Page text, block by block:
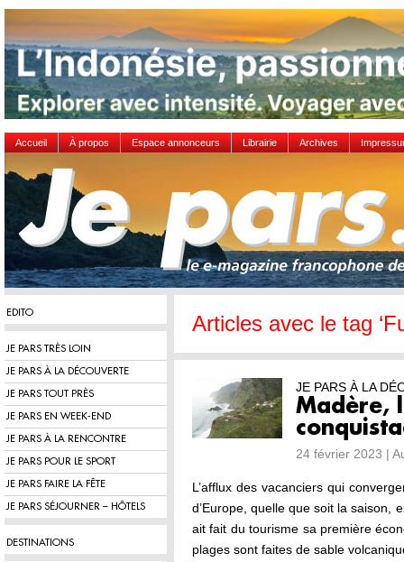
Accueil À propos Espace annonceurs Librairie Archives
EDITO
JE PARS TRÈS LOIN
JE PARS À LA DÉCOUVERTE
JE PARS TOUT PRÈS
JE PARS EN WEEK-END
JE PARS À LA RENCONTRE
JE PARS POUR LE SPORT
JE PARS FAIRE LA FÊTE
JE PARS SÉJOURNER – HÔTELS
DESTINATIONS
Articles avec le tag
JE PARS À LA
Madère,
24 février 2023 |
L’afflux des vacanciers qui
d’Europe, quelle que soit la saison,
ait fait du tourisme sa première
plages sont faites de sable